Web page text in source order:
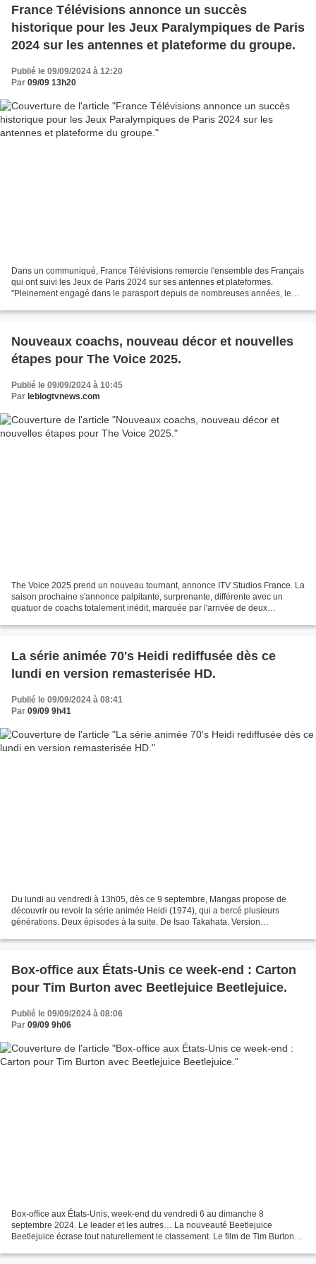
France Télévisions annonce un succès
historique pour les Jeux Paralympiques de Paris
2024 sur les antennes et plateforme du groupe.
Publié le 09/09/2024 à 12:20
Par 09/09 13h20
Dans un communiqué, France Télévisions remercie l'ensemble des Français
qui ont suivi les Jeux de Paris 2024 sur ses antennes et plateformes.
"Pleinement engagé dans le parasport depuis de nombreuses années, le
Nouveaux coachs, nouveau décor et nouvelles
étapes pour The Voice 2025.
Publié le 09/09/2024 à 10:45
Par leblogtvnews.com
The Voice 2025 prend un nouveau tournant, annonce ITV Studios France. La
saison prochaine s'annonce palpitante, surprenante, différente avec un
quatuor de coachs totalement inédit, marquée par l'arrivée de deux
La série animée 70's Heidi rediffusée dès ce
lundi en version remasterisée HD.
Publié le 09/09/2024 à 08:41
Par 09/09 9h41
Du lundi au vendredi à 13h05, dès ce 9 septembre, Mangas propose de
découvrir ou revoir la série animée Heidi (1974), qui a bercé plusieurs
générations. Deux épisodes à la suite. De Isao Takahata. Version
Box-office aux États-Unis ce week-end : Carton
pour Tim Burton avec Beetlejuice Beetlejuice.
Publié le 09/09/2024 à 08:06
Par 09/09 9h06
Box-office aux États-Unis, week-end du vendredi 6 au dimanche 8
septembre 2024. Le leader et les autres… La nouveauté Beetlejuice
Beetlejuice écrase tout naturellement le classement. Le film de Tim Burton